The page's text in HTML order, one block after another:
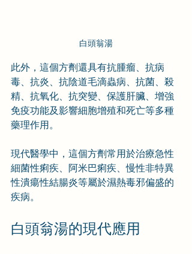
白頭翁湯
此外，這個方劑還具有抗腫瘤、抗病
毒、抗炎、抗陰道毛滴蟲病、抗菌、殺
精、抗氧化、抗突變、保護肝臟、增強
免疫功能及影響細胞增殖和死亡等多種
藥理作用。
現代醫學中，這個方劑常用於治療急性
細菌性痢疾、阿米巴痢疾、慢性非特異
性潰瘍性結腸炎等屬於濕熱毒邪偏盛的
疾病。
白頭翁湯的現代應用